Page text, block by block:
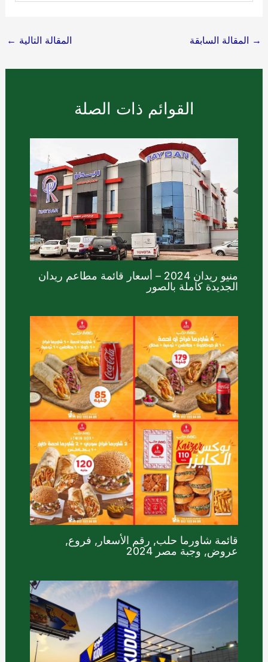
→ المقالة السابقة المقالة التالية ←
القوائم ذات الصلة
منيو ريدان 2024 – أسعار قائمة مطاعم ريدان
الجديدة كاملة بالصور
قائمة شاورما حلب, رقم الأسعار, فروع,
عروض, وجبة مصر 2024